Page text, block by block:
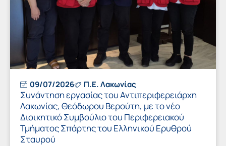
09/07/2026 Π.Ε. Λακωνίας
Συνάντηση εργασίας του Αντιπεριφερειάρχη
Λακωνίας, Θεόδωρου Βερούτη, με το νέο
Διοικητικό Συμβούλιο του Περιφερειακού
Τμήματος Σπάρτης του Ελληνικού Ερυθρού
Σταυρού